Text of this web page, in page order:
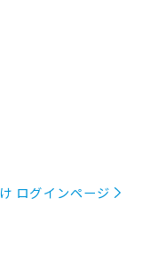
ログインページ